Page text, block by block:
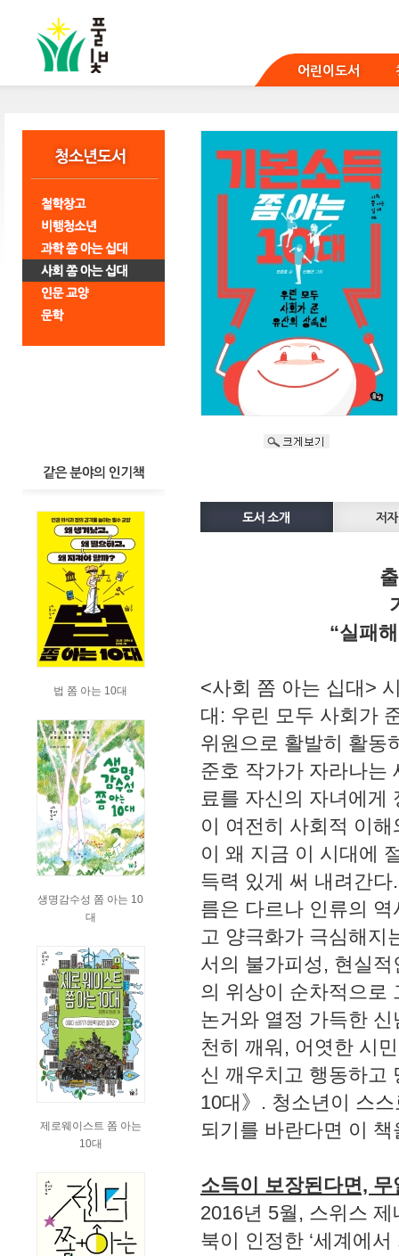
어린이도서
법 쫌 아는 10대
생명감수성 쫌 아는 10
대
제로웨이스트 쫌 아는
10대
“실패
<사회 쫌 아는 십대>
대: 우린 모두 사회가
위원으로 활발히 활동
준호 작가가 자라나는
료를 자신의 자녀에게
이 여전히 사회적 이
이 왜 지금 이 시대에
득력 있게 써 내려간
름은 다르나 인류의
고 양극화가 극심해지
서의 불가피성, 현실
의 위상이 순차적으로
논거와 열정 가득한
천히 깨워, 어엿한 시
신 깨우치고 행동하고
10대》. 청소년이 스
되기를 바란다면 이
소득이 보장된다면,
2016년 5월, 스위스
북이 인정한 ‘세계에